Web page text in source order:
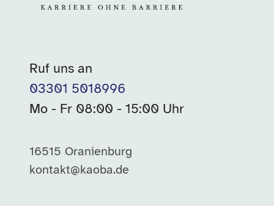
Ruf uns an
03301 5018996
Mo - Fr 08:00 - 15:00 Uhr
16515 Oranienburg
kontakt@kaoba.de